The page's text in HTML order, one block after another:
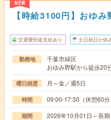
NEW
【時給3100円】おゆ
交通費別途支給あり 土日祝日が休
勤務地
千葉市緑区
おゆみ野駅から徒歩20
曜日頻度 月～金／週5日
時間 09:00-17:30（休憩60
期間 2026年10月01日～長